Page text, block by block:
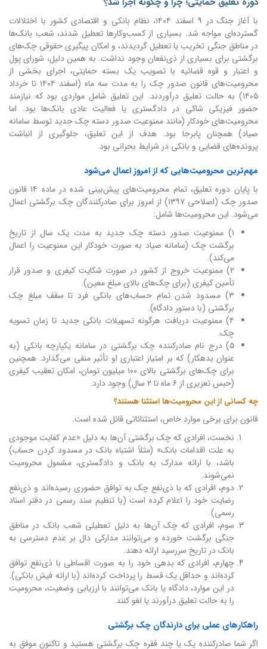
با آغاز جنگ در ۹ اسفند ۱۴۰۴، نظام بانکی و اقتصادی کشور با اختلالات
گسترده‌ای مواجه شد. بسیاری از کسب‌وکارها تعطیل شدند، شعب بانک‌ها
در مناطق جنگی تخریب یا تعطیل گردیدند، و امکان پیگیری حقوقی چک‌های
برگشتی برای بسیاری از ذی‌نفعان وجود نداشت. به همین دلیل، شورای پول
و اعتبار و قوه قضائیه با تصویب یک بسته حمایتی، اجرای بخشی از
محرومیت‌های قانون صدور چک را به مدت سه ماه (اسفند ۱۴۰۴ تا خرداد
۱۴۰۵) به حالت تعلیق درآوردند. این تعلیق شامل مواردی بود که نیازمند
حضور فیزیکی شاکی در دادگستری یا فعالیت عادی بانک‌ها بود. اما
محرومیت‌های خودکار (مانند ممنوعیت صدور دسته چک جدید توسط سامانه
صیاد) همچنان پابرجا بود. هدف از این تعلیق، جلوگیری از انباشت
پرونده‌های قضایی و بانکی در شرایط بحرانی بود.
مهم‌ترین محرومیت‌هایی که از امروز اعمال می‌شود
با پایان دوره تعلیق، تمام محرومیت‌های پیش‌بینی شده در ماده ۱۴ قانون
صدور چک (اصلاحی ۱۳۹۷) از امروز برای صادرکنندگان چک برگشتی اعمال
می‌شود. این محرومیت‌ها شامل:
۱) ممنوعیت صدور دسته چک جدید به مدت یک سال از تاریخ
برگشت چک (سامانه صیاد به صورت خودکار این ممنوعیت را اعمال
می‌کند).
۲) ممنوعیت خروج از کشور در صورت شکایت کیفری و صدور قرار
تأمین کیفری (برای چک‌های بالای مبلغ معین).
۳) مسدود شدن تمام حساب‌های بانکی فرد تا سقف مبلغ چک
برگشتی (با دستور دادگاه).
۴) ممنوعیت دریافت هرگونه تسهیلات بانکی جدید تا زمان تسویه
چک.
۵) درج نام صادرکننده چک برگشتی در سامانه یکپارچه بانکی (به
عنوان بدهکار) که بر امتیاز اعتباری او تأثیر منفی می‌گذارد. همچنین
برای چک‌های برگشتی بالای ۱۰۰ میلیون تومان، امکان تعقیب کیفری
(حبس تعزیری از ۶ ماه تا ۲ سال) وجود دارد.
چه کسانی از این محرومیت‌ها استثنا هستند؟
قانون برای برخی موارد خاص، استثنائاتی قائل شده است.
نخست، افرادی که چک برگشتی آن‌ها به دلیل «عدم کفایت موجودی
به علت اقدامات بانک» (مثلاً اشتباه بانک در مسدود کردن حساب)
باشد، با ارائه مدارک به بانک و دادگستری، مشمول محرومیت
نمی‌شوند.
دوم، افرادی که با ذی‌نفع چک به توافق حضوری رسیده‌اند و ذی‌نفع
رضایت خود را اعلام کرده است (با تنظیم سند رسمی در دفتر اسناد
رسمی).
سوم، افرادی که چک آن‌ها به دلیل تعطیلی شعب بانک در مناطق
جنگی برگشت خورده و می‌توانند مدارکی دال بر عدم دسترسی به
بانک در تاریخ سررسید ارائه دهند.
چهارم، افرادی که بدهی خود را به صورت اقساطی با ذی‌نفع توافق
کرده‌اند و حداقل یک قسط را پرداخت کرده‌اند (با ارائه فیش بانکی).
در این موارد، دادگاه یا بانک می‌توانند با ارزیابی وضعیت، محرومیت
را به حالت تعلیق درآورند یا لغو کنند.
راهکارهای عملی برای دارندگان چک برگشتی
اگر شما صادرکننده یک یا چند فقره چک برگشتی هستید و تاکنون موفق به